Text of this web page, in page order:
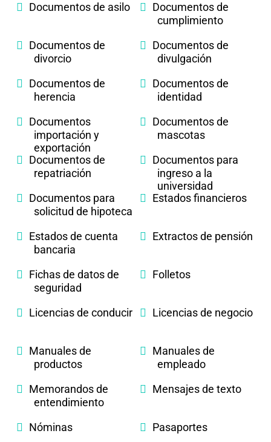
Documentos de asilo
Documentos de
cumplimiento
Documentos de
divorcio
Documentos de
divulgación
Documentos de
herencia
Documentos de
identidad
Documentos
importación y
exportación
Documentos de
mascotas
Documentos de
repatriación
Documentos para
ingreso a la
universidad
Documentos para
solicitud de hipoteca
Estados financieros
Estados de cuenta
bancaria
Extractos de pensión
Fichas de datos de
seguridad
Folletos
Licencias de conducir Licencias de negocio
Manuales de
productos
Manuales de
empleado
Memorandos de
entendimiento
Mensajes de texto
Nóminas Pasaportes